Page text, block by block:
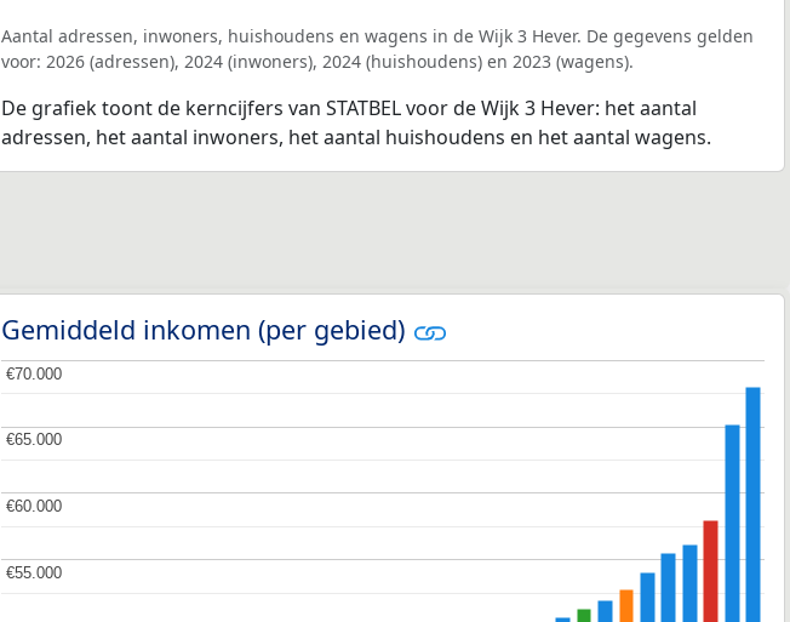
Aantal adressen, inwoners, huishoudens en wagens in de Wijk 3 Hever. De gegevens gelden
voor: 2026 (adressen), 2024 (inwoners), 2024 (huishoudens) en 2023 (wagens).
De grafiek toont de kerncijfers van STATBEL voor de Wijk 3 Hever: het aantal
adressen, het aantal inwoners, het aantal huishoudens en het aantal wagens.
Gemiddeld inkomen (per gebied)
€55.000
€55.000
€60.000
€60.000
€65.000
€65.000
€70.000
€70.000